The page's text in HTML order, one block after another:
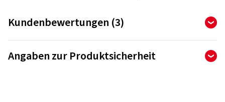
Kundenbewertungen (3)
5,00
von insgesamt 3 Bewertungen
Angaben zur Produktsicherheit